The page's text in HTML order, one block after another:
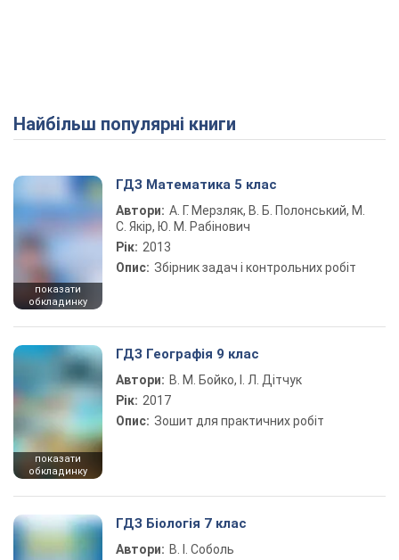
Найбільш популярні книги
показати
обкладинку
ГДЗ Математика 5 клас
Автори: А. Г. Мерзляк, В. Б. Полонський, М.
С. Якір, Ю. М. Рабінович
Рік: 2013
Опис: Збірник задач і контрольних робіт
показати
обкладинку
ГДЗ Географія 9 клас
Автори: В. М. Бойко, І. Л. Дітчук
Рік: 2017
Опис: Зошит для практичних робіт
ГДЗ Біологія 7 клас
Автори: В. І. Соболь